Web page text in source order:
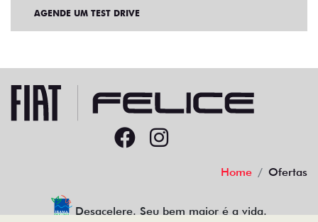
AGENDE UM TEST DRIVE
Home Ofertas
Desacelere. Seu bem maior é a vida.